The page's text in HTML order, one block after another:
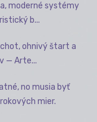
moderné systémy
b...
ohnivý štart a
— Arte...
no musia byť
mier.